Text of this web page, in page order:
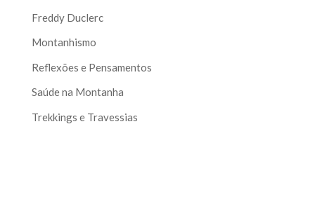
Freddy Duclerc
Montanhismo
Reflexões e Pensamentos
Saúde na Montanha
Trekkings e Travessias